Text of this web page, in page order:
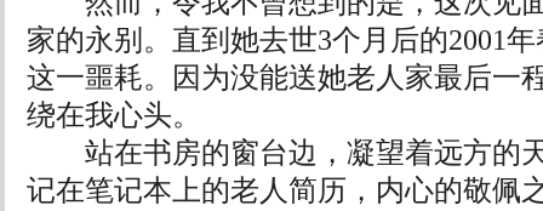
家的永别。直到她去世3个月后的2001
这一噩耗。因为没能送她老人家最后一
绕在我心头。
站在书房的窗台边，凝望着远方的
记在笔记本上的老人简历，内心的敬佩